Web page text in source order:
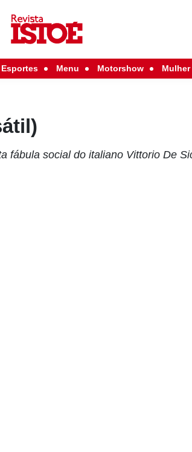
Esportes Menu Motorshow Mulher
fábula social do italiano Vittorio De